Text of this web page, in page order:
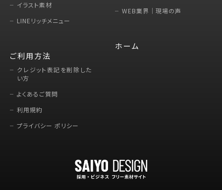
イラスト素材
LINEリッチメニュー
ご利用方法
クレジット表記を削除した
い方
よくあるご質問
利用規約
プライバシー ポリシー
WEB業界｜現場の声
ホーム